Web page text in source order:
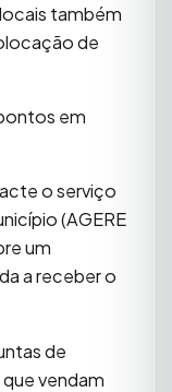
também
de
em
o serviço
(AGERE
um
a receber o
de
vendam